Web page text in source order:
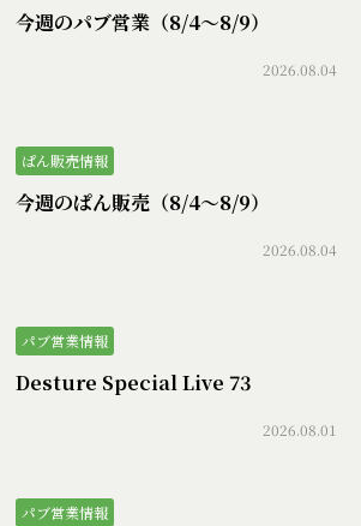
今週のパブ営業（8/4〜8/9）
2026.08.04
ぱん販売情報
今週のぱん販売（8/4〜8/9）
2026.08.04
パブ営業情報
Desture Special Live 73
2026.08.01
パブ営業情報